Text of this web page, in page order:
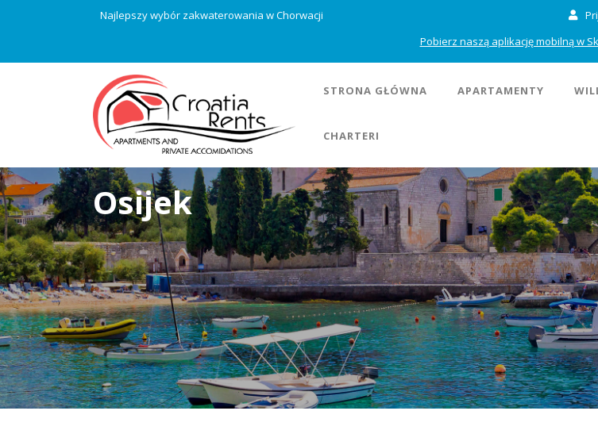
Najlepszy wybór zakwaterowania w Chorwacji
Pobierz naszą aplikację mobilną w
STRONA GŁÓWNA APARTAMENTY
CHARTERI
Osijek